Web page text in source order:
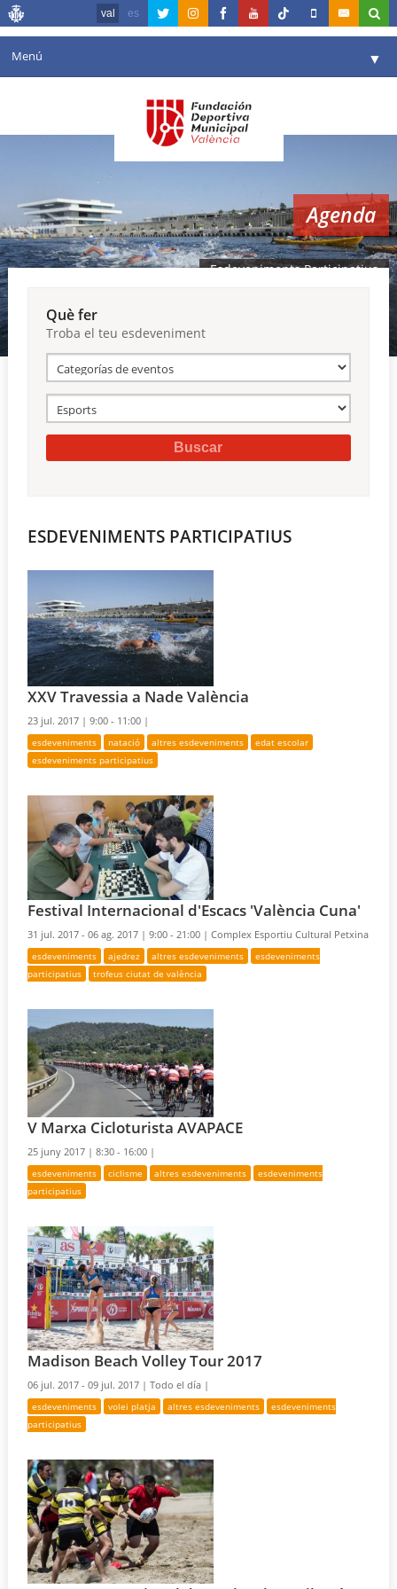
val es
Menú ▼
Agenda
Comunicació ▼
València en esport ▼
Reserves
Agenda
Esdeveniments Participatius
Què fer
Troba el teu esdeveniment
ESDEVENIMENTS PARTICIPATIUS
XXV Travessia a Nade València
23 jul. 2017 |9:00 - 11:00 |
esdeveniments natació altres esdeveniments
edat escolar
esdeveniments participatius
Festival Internacional d'Escacs 'València Cuna'
31 jul. 2017 - 06 ag. 2017 |9:00 - 21:00 |Complex Esportiu Cultural Petxina
esdeveniments ajedrez altres esdeveniments
esdeveniments
participatius
trofeus ciutat de valència
V Marxa Cicloturista AVAPACE
25 juny 2017 |8:30 - 16:00 |
esdeveniments ciclisme altres esdeveniments
esdeveniments
participatius
Madison Beach Volley Tour 2017
06 jul. 2017 - 09 jul. 2017 |Todo el día |
esdeveniments volei platja altres esdeveniments
esdeveniments
participatius